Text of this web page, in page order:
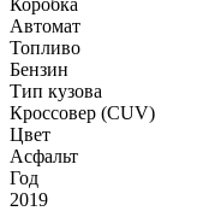
Автомат
Топливо
Бензин
Тип кузова
Кроссовер (CUV)
Цвет
Асфальт
Год
2019